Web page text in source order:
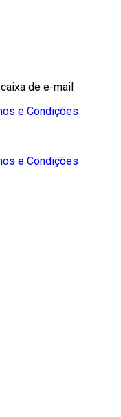
de e-mail
e Condições
e Condições